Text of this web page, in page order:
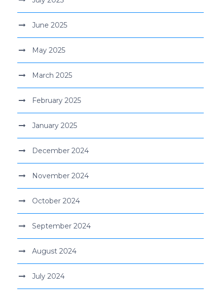
June 2025
May 2025
March 2025
February 2025
January 2025
December 2024
November 2024
October 2024
September 2024
August 2024
July 2024